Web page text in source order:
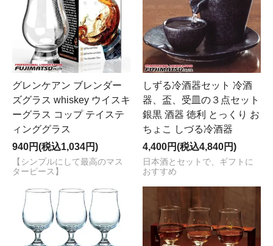
グレンケアン ブレンダー
ズグラス whiskey ウイスキ
ーグラス コップ テイステ
ィンググラス
940円(税込1,034円)
【シンプルにして最高のマス
ターピース】
しずる冷酒器セット 冷酒
器、盃、受皿の３点セット
銀黒 酒器 徳利 とっくり お
ちょこ しづる冷酒器
4,400円(税込4,840円)
日本酒とセットで、ギフトに
おすすめ